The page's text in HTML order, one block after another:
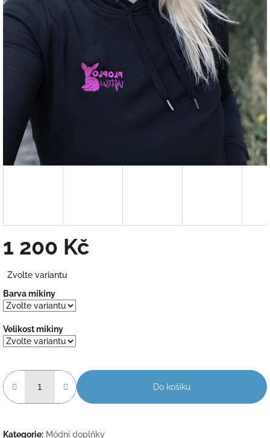
1 200 Kč
cena:
Zvolte variantu
Barva mikiny
Velikost mikiny
Do košíku
Kategorie: Módní doplňky